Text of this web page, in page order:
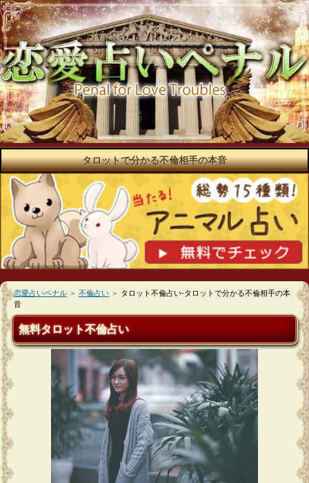
タロットで分かる不倫相手の本音
恋愛占いペナル ＞ 不倫占い ＞ タロット不倫占い-タロットで分かる不倫相手の本
音
無料タロット不倫占い